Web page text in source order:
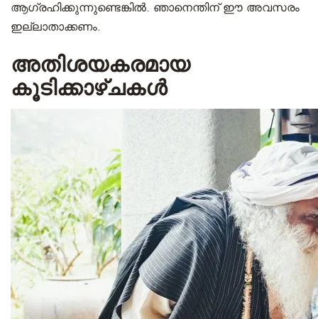
ആഗ്രഹിക്കുന്നുണ്ടെങ്കിൽ. ഞാനെന്തിന് ഈ അവസരം
ഇല്ലാതാക്കണം.
അതിശയകരമായ
കൂടിക്കാഴ്ചകൾ